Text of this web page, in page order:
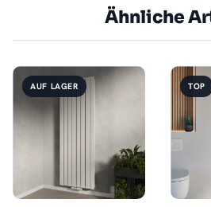
Ähnliche
AUF LAGER TOP